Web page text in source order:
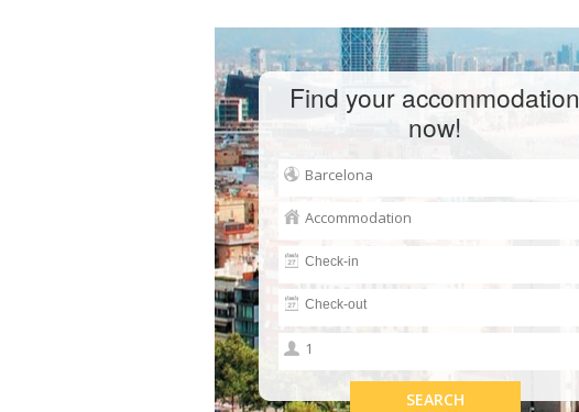
Find your accommodation
now!